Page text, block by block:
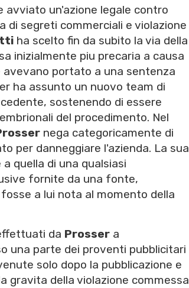
avviato un'azione legale contro
di segreti commerciali e violazione
ha scelto fin da subito la via della
inizialmente piu precaria a causa
portato a una sentenza
ha assunto un nuovo team di
sostenendo di essere
del procedimento. Nel
nega categoricamente di
per danneggiare l'azienda. La sua
quella di una qualsiasi
fornite da una fonte,
a lui nota al momento della
da Prosser a
una parte dei proventi pubblicitari
solo dopo la pubblicazione e
gravita della violazione commessa